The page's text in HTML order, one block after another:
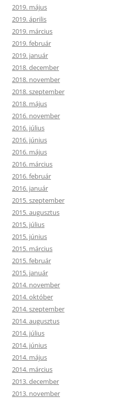
2019. május
2019. április
2019. március
2019. február
2019. január
2018. december
2018. november
2018. szeptember
2018. május
2016. november
2016. július
2016. június
2016. május
2016. március
2016. február
2016. január
2015. szeptember
2015. augusztus
2015. július
2015. június
2015. március
2015. február
2015. január
2014. november
2014. október
2014. szeptember
2014. augusztus
2014. július
2014. június
2014. május
2014. március
2013. december
2013. november